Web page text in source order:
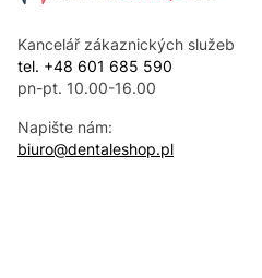
Kancelář zákaznických služeb
tel. +48 601 685 590
pn-pt. 10.00-16.00
Napište nám:
biuro@dentaleshop.pl